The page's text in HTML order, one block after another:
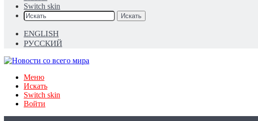
Switch skin
Искать
ENGLISH
РУССКИЙ
Меню
Искать
Switch skin
Войти